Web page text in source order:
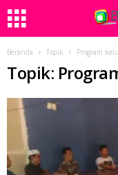
Beranda Topik Program
Topik: